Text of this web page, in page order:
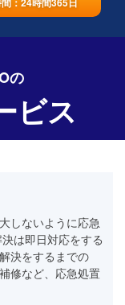
の
ビス
しないように応急
は即日対応をする
決をするまでの
修など、応急処置